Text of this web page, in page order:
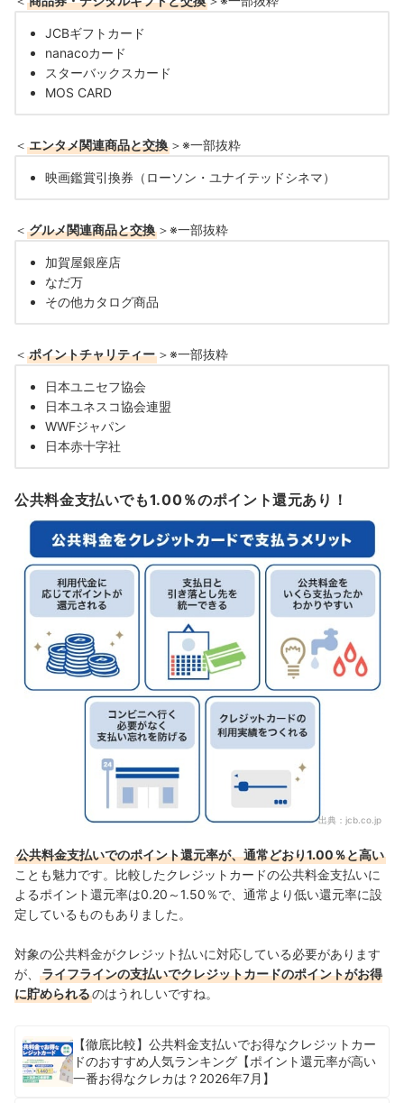
JCBギフトカード
nanacoカード
スターバックスカード
MOS CARD
＜ エンタメ関連商品と交換 ＞※一部抜粋
映画鑑賞引換券（ローソン・ユナイテッドシネマ）
＜ グルメ関連商品と交換 ＞※一部抜粋
加賀屋銀座店
なだ万
その他カタログ商品
＜ ポイントチャリティー ＞※一部抜粋
日本ユニセフ協会
日本ユネスコ協会連盟
WWFジャパン
日本赤十字社
公共料金支払いでも1.00％のポイント還元あり！
出典： jcb.co.jp
公共料金支払いでのポイント還元率が、通常どおり1.00％と高い
ことも魅力です。比較したクレジットカードの公共料金支払いに
よるポイント還元率は0.20～1.50％で、通常より低い還元率に設
定しているものもありました。
対象の公共料金がクレジット払いに対応している必要があります
が、
ライフラインの支払いでクレジットカードのポイントがお得
に貯められるのはうれしいですね。
【徹底比較】公共料金支払いでお得なクレジットカー
ドのおすすめ人気ランキング【ポイント還元率が高い
一番お得なクレカは？2026年7月】